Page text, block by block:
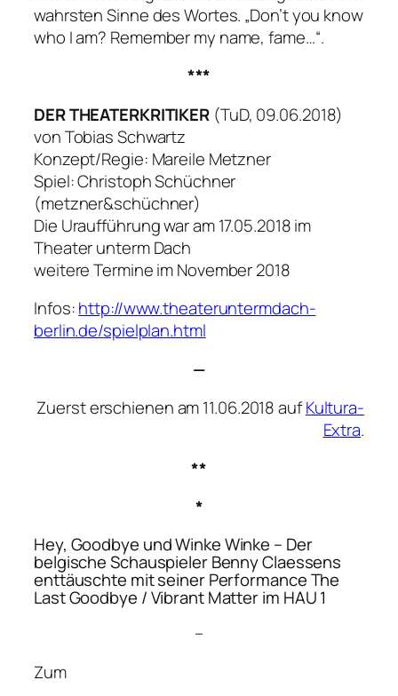
wahrsten Sinne des Wortes. „Don’t you know
who I am? Remember my name, fame…“.
***
DER THEATERKRITIKER (TuD, 09.06.2018)
von Tobias Schwartz
Konzept/Regie: Mareile Metzner
Spiel: Christoph Schüchner
(metzner&schüchner)
Die Uraufführung war am 17.05.2018 im
Theater unterm Dach
weitere Termine im November 2018
Infos:http://www.theateruntermdach-
berlin.de/spielplan.html
—
Zuerst erschienen am 11.06.2018 aufKultura-
Extra.
**
*
Hey, Goodbye und Winke Winke – Der
belgische Schauspieler Benny Claessens
enttäuschte mit seiner PerformanceThe
Last Goodbye / Vibrant Matterim HAU 1
–
Zum